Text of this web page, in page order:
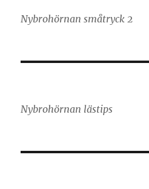
Nybrohörnan småtryck 2
Nybrohörnan lästips